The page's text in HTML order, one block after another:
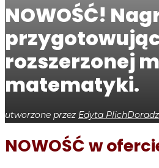
NOWOŚĆ!
rozszerzonej
matematyki.
utworzone przez Edyta Plich
NOWOŚĆ w